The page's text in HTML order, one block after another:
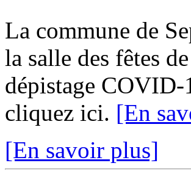
La commune de
la salle des fêtes
dépistage
cliquez ici. [En
[En savoir plus]